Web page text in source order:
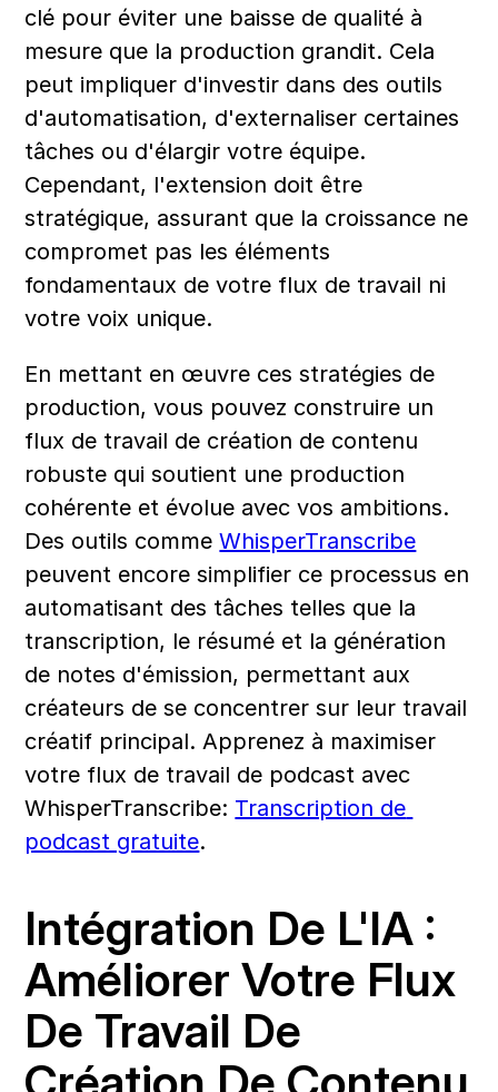
clé pour éviter une baisse de qualité à
mesure que la production grandit. Cela
peut impliquer d'investir dans des outils
d'automatisation, d'externaliser certaines
tâches ou d'élargir votre équipe.
Cependant, l'extension doit être
stratégique, assurant que la croissance ne
compromet pas les éléments
fondamentaux de votre flux de travail ni
votre voix unique.
En mettant en œuvre ces stratégies de
production, vous pouvez construire un
flux de travail de création de contenu
robuste qui soutient une production
cohérente et évolue avec vos ambitions.
Des outils comme WhisperTranscribe
peuvent encore simplifier ce processus en
automatisant des tâches telles que la
transcription, le résumé et la génération
de notes d'émission, permettant aux
créateurs de se concentrer sur leur travail
créatif principal. Apprenez à maximiser
votre flux de travail de podcast avec
WhisperTranscribe: Transcription de
podcast gratuite.
Intégration De L'IA :
Améliorer Votre Flux
De Travail De